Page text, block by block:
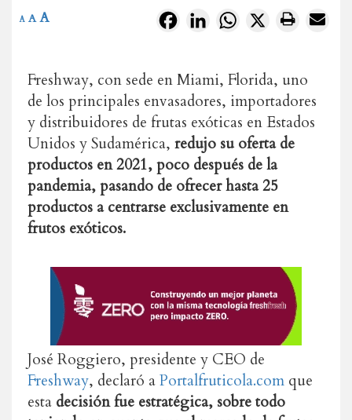
FacebookLinkedInWhatsApp
X
A A A
Freshway, con sede en Miami, Florida, uno
de los principales envasadores, importadores
y distribuidores de frutas exóticas en Estados
Unidos y Sudamérica, redujo su oferta de
productos en 2021, poco después de la
pandemia, pasando de ofrecer hasta 25
productos a centrarse exclusivamente en
frutos exóticos.
José Roggiero, presidente y CEO de
Freshway, declaró aPortalfruticola.com que
esta decisión fue estratégica, sobre todo